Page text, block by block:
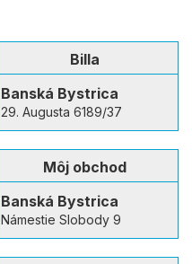
Billa
Banská Bystrica
29. Augusta 6189/37
Môj obchod
Banská Bystrica
Námestie Slobody 9